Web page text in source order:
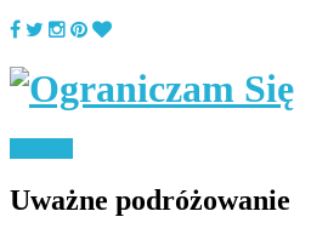
Uważne podróżowanie